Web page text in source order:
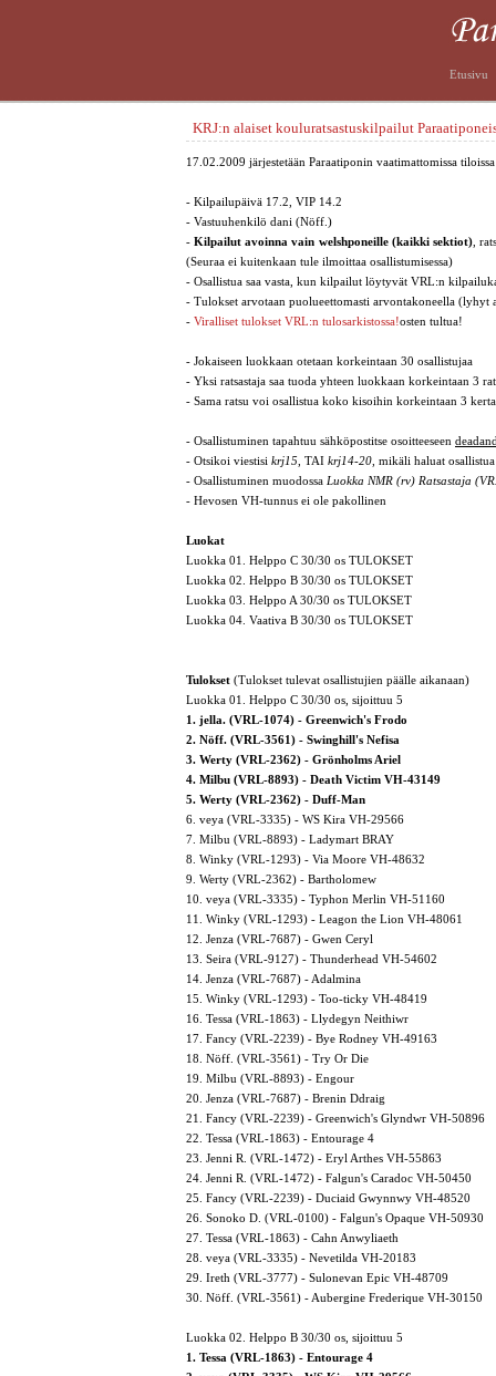
Etusivu
KRJ:n alaiset kouluratsastuskilpailut
17.02.2009 järjestetään Paraatiponin vaatimattomissa
- Kilpailupäivä 17.2, VIP 14.2
- Vastuuhenkilö dani (Nöff.)
-Kilpailut avoinna vain welshponeille (kaikki sektiot),
(Seuraa ei kuitenkaan tule ilmoittaa osallistumisessa)
- Osallistua saa vasta, kun kilpailut löytyvät VRL:n
- Tulokset arvotaan puolueettomasti arvontakoneella (lyhyt
- Viralliset tulokset VRL:n tulosarkistossa!osten tultua!
- Jokaiseen luokkaan otetaan korkeintaan 30 osallistujaa
- Yksi ratsastaja saa tuoda yhteen luokkaan korkeintaan 3
- Sama ratsu voi osallistua koko kisoihin korkeintaan 3
- Osallistuminen tapahtuu sähköpostitse osoitteeseen
- Otsikoi viestisi krj15 , TAI krj14-20 , mikäli haluat
- Osallistuminen muodossa Luokka NMR (rv) Ratsastaja
- Hevosen VH-tunnus ei ole pakollinen
Luokat
Luokka 01. Helppo C 30/30 os TULOKSET
Luokka 02. Helppo B 30/30 os TULOKSET
Luokka 03. Helppo A 30/30 os TULOKSET
Luokka 04. Vaativa B 30/30 os TULOKSET
Tulokset (Tulokset tulevat osallistujien päälle aikanaan)
Luokka 01. Helppo C 30/30 os, sijoittuu 5
1. jella. (VRL-1074) - Greenwich's Frodo
2. Nöff. (VRL-3561) - Swinghill's Nefisa
3. Werty (VRL-2362) - Grönholms Ariel
4. Milbu (VRL-8893) - Death Victim VH-43149
5. Werty (VRL-2362) - Duff-Man
6. veya (VRL-3335) - WS Kira VH-29566
7. Milbu (VRL-8893) - Ladymart BRAY
8. Winky (VRL-1293) - Via Moore VH-48632
9. Werty (VRL-2362) - Bartholomew
10. veya (VRL-3335) - Typhon Merlin VH-51160
11. Winky (VRL-1293) - Leagon the Lion VH-48061
12. Jenza (VRL-7687) - Gwen Ceryl
13. Seira (VRL-9127) - Thunderhead VH-54602
14. Jenza (VRL-7687) - Adalmina
15. Winky (VRL-1293) - Too-ticky VH-48419
16. Tessa (VRL-1863) - Llydegyn Neithiwr
17. Fancy (VRL-2239) - Bye Rodney VH-49163
18. Nöff. (VRL-3561) - Try Or Die
19. Milbu (VRL-8893) - Engour
20. Jenza (VRL-7687) - Brenin Ddraig
21. Fancy (VRL-2239) - Greenwich's Glyndwr VH-50896
22. Tessa (VRL-1863) - Entourage 4
23. Jenni R. (VRL-1472) - Eryl Arthes VH-55863
24. Jenni R. (VRL-1472) - Falgun's Caradoc VH-50450
25. Fancy (VRL-2239) - Duciaid Gwynnwy VH-48520
26. Sonoko D. (VRL-0100) - Falgun's Opaque VH-50930
27. Tessa (VRL-1863) - Cahn Anwyliaeth
28. veya (VRL-3335) - Nevetilda VH-20183
29. Ireth (VRL-3777) - Sulonevan Epic VH-48709
30. Nöff. (VRL-3561) - Aubergine Frederique VH-30150
Luokka 02. Helppo B 30/30 os, sijoittuu 5
1. Tessa (VRL-1863) - Entourage 4